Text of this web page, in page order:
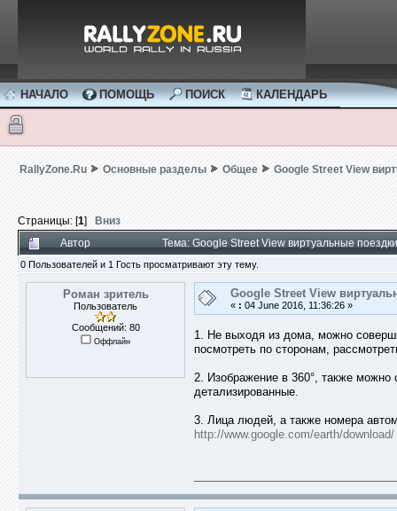
НАЧАЛО ПОМОЩЬ ПОИСК КАЛЕНДАРЬ
RallyZone.Ru Основные разделы Общее Google Street View
Страницы: [1] Вниз
Автор
Тема: Google Street View виртуальные
0 Пользователей и 1 Гость просматривают эту тему.
Роман зритель
Пользователь
Сообщений: 80
Оффлайн
Google Street View
« : 04 June 2016, 11:36:26 »
1. Не выходя из дома, можно
посмотреть по сторонам,
2. Изображение в 360°, также можно
детализированные.
3. Лица людей, а также номера
http://www.google.com/earth/download/